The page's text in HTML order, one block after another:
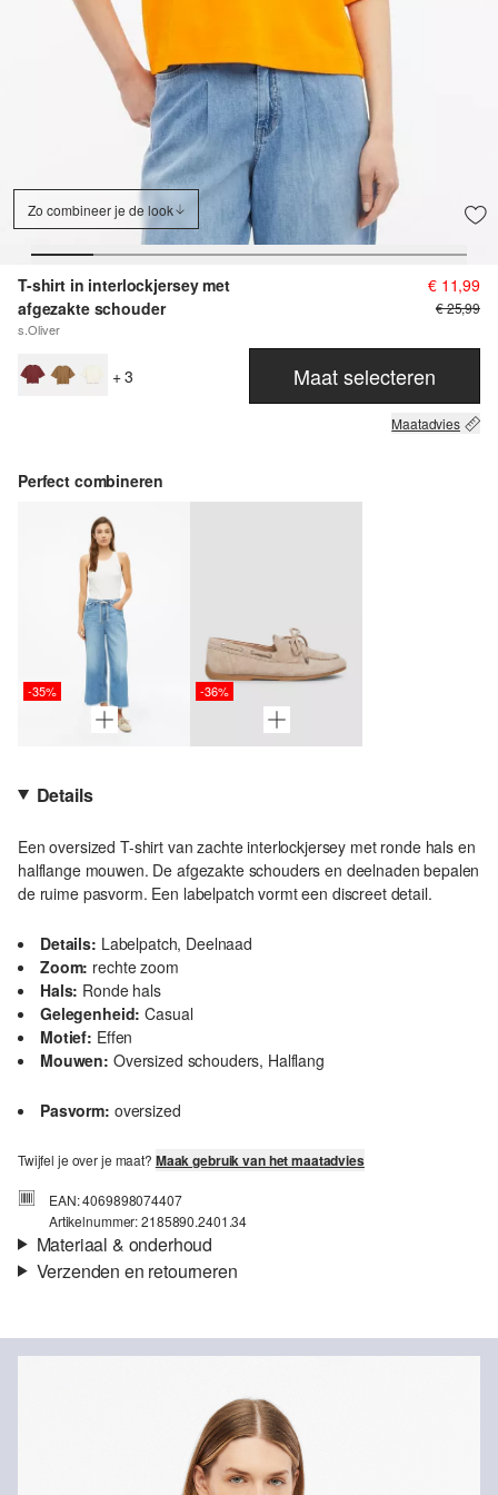
Zo combineer je de look
T-shirt in interlockjersey met
afgezakte schouder
s.Oliver
€ 11,99
€ 25,99
+ 3 Maat selecteren
Maatadvies
Perfect combineren
-35% -36%
Details
Een oversized T-shirt van zachte interlockjersey met ronde hals en
halflange mouwen. De afgezakte schouders en deelnaden bepalen
de ruime pasvorm. Een labelpatch vormt een discreet detail.
Details: Labelpatch, Deelnaad
Zoom: rechte zoom
Hals: Ronde hals
Gelegenheid: Casual
Motief: Effen
Mouwen: Oversized schouders, Halflang
Pasvorm: oversized
Twijfel je over je maat? Maak gebruik van het maatadvies
EAN: 4069898074407
Artikelnummer: 2185890.2401.34
Materiaal & onderhoud
Materiaal: Katoen
Verzenden en retourneren
Je bestelling wordt binnen 3-5 werkdagen verzonden door Post
Je kunt je artikelen binnen 14 dagen gratis aan ons retourneren.